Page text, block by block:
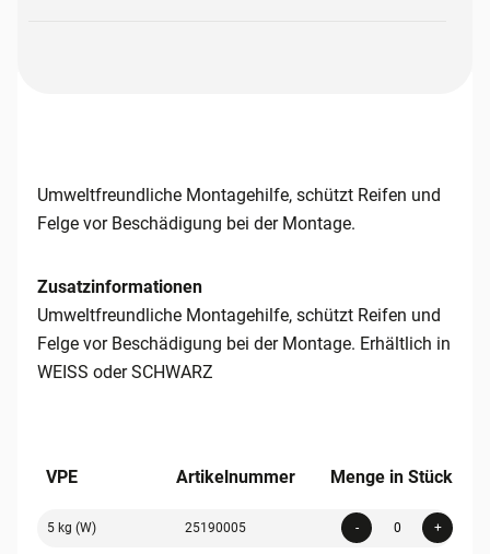
Umweltfreundliche Montagehilfe, schützt Reifen und
Felge vor Beschädigung bei der Montage.
Zusatzinformationen
Umweltfreundliche Montagehilfe, schützt Reifen und
Felge vor Beschädigung bei der Montage. Erhältlich in
WEISS oder SCHWARZ
VPE Artikelnummer Menge in Stück
5 kg (W) 25190005 - +